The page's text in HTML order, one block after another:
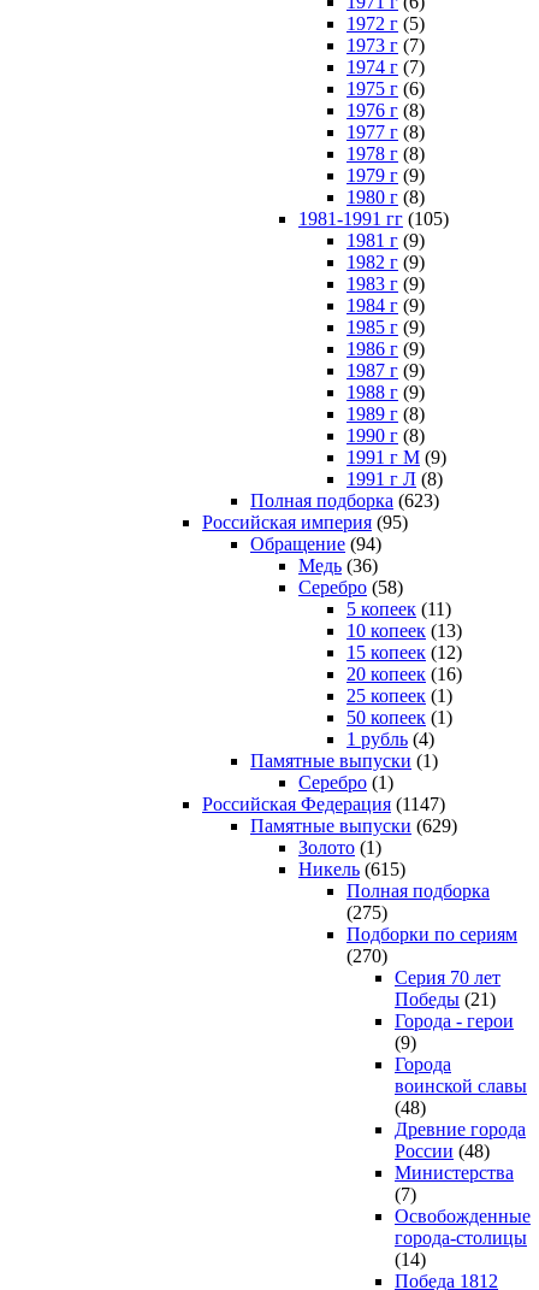
1972 г (5)
1973 г (7)
1974 г (7)
1975 г (6)
1976 г (8)
1977 г (8)
1978 г (8)
1979 г (9)
1980 г (8)
1981-1991 гг (105)
1981 г (9)
1982 г (9)
1983 г (9)
1984 г (9)
1985 г (9)
1986 г (9)
1987 г (9)
1988 г (9)
1989 г (8)
1990 г (8)
1991 г М (9)
1991 г Л (8)
Полная подборка (623)
Российская империя (95)
Обращение (94)
Медь (36)
Серебро (58)
5 копеек (11)
10 копеек (13)
15 копеек (12)
20 копеек (16)
25 копеек (1)
50 копеек (1)
1 рубль (4)
Памятные выпуски (1)
Серебро (1)
Российская Федерация (1147)
Памятные выпуски (629)
Золото (1)
Никель (615)
Полная подборка
(275)
Подборки по сериям
(270)
Серия 70 лет
Победы (21)
Города - герои
(9)
Города
воинской славы
(48)
Древние города
России (48)
Министерства
(7)
Освобожденные
города-столицы
(14)
Победа 1812